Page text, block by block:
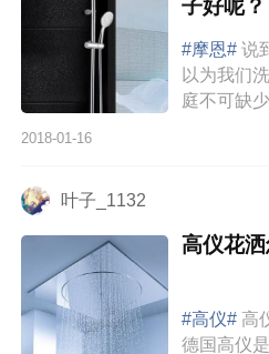
子好呢
#摩恩# 说
以为我们
庭不可缺
所措，不
2018-01-16
叶子_1132
高仪花
#高仪# 高
德国高仪